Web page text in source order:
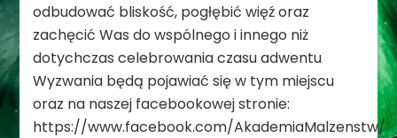
odbudować bliskość, pogłębić więź oraz
zachęcić Was do wspólnego i innego niż
dotychczas celebrowania czasu adwentu
Wyzwania będą pojawiać się w tym miejscu
oraz na naszej facebookowej stronie:
https://www.facebook.com/AkademiaMalzenstw/